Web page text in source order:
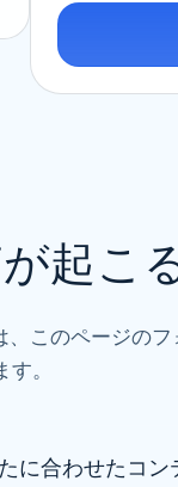
S
s
+
起こ
このページの
。
に合わせたコン